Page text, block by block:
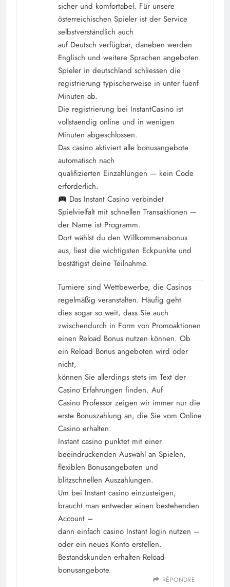
sicher und komfortabel. Für unsere
österreichischen Spieler ist der Service
selbstverständlich auch
auf Deutsch verfügbar, daneben werden
Englisch und weitere Sprachen angeboten.
Spieler in deutschland schliessen die
registrierung typischerweise in unter fuenf
Minuten ab.
Die registrierung bei InstantCasino ist
vollstaendig online und in wenigen
Minuten abgeschlossen.
Das casino aktiviert alle bonusangebote
automatisch nach
qualifizierten Einzahlungen — kein Code
erforderlich.
Das Instant Casino verbindet
Spielvielfalt mit schnellen Transaktionen —
der Name ist Programm.
Dort wählst du den Willkommensbonus
aus, liest die wichtigsten Eckpunkte und
bestätigst deine Teilnahme.
Turniere sind Wettbewerbe, die Casinos
regelmäßig veranstalten. Häufig geht
dies sogar so weit, dass Sie auch
zwischendurch in Form von Promoaktionen
einen Reload Bonus nutzen können. Ob
ein Reload Bonus angeboten wird oder
nicht,
können Sie allerdings stets im Text der
Casino Erfahrungen finden. Auf
Casino Professor zeigen wir immer nur die
erste Bonuszahlung an, die Sie vom Online
Casino erhalten.
Instant casino punktet mit einer
beeindruckenden Auswahl an Spielen,
flexiblen Bonusangeboten und
blitzschnellen Auszahlungen.
Um bei Instant casino einzusteigen,
braucht man entweder einen bestehenden
Account –
dann einfach casino Instant login nutzen –
oder ein neues Konto erstellen.
Bestandskunden erhalten Reload-
bonusangebote.
RÉPONDRE